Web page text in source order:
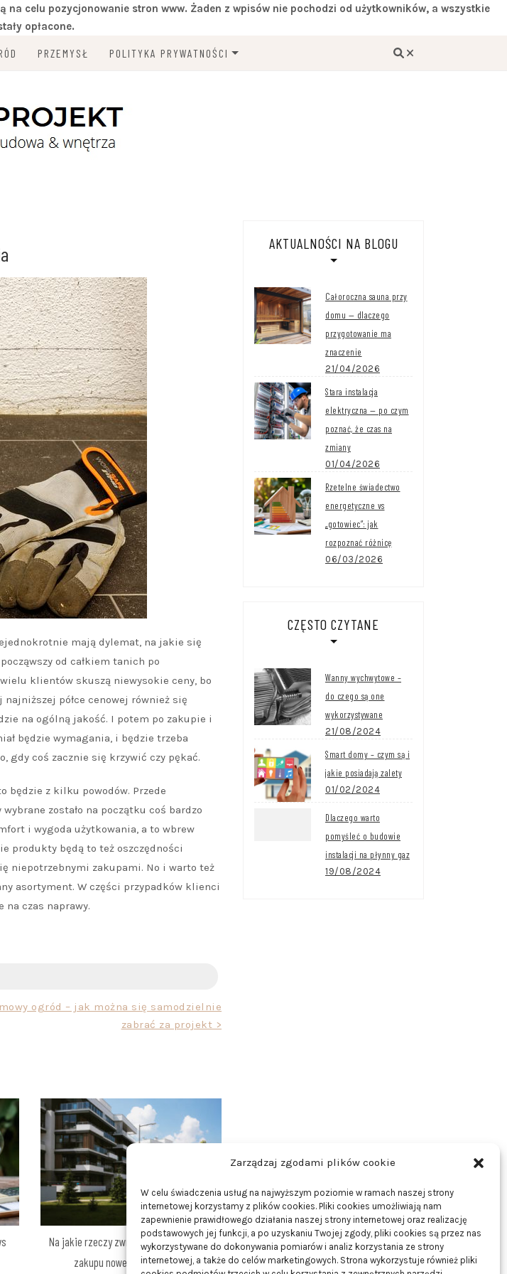
Zarządzaj zgodami plików cookie
W celu świadczenia usług na najwyższym poziomie w ramach naszej strony
internetowej korzystamy z plików cookies. Pliki cookies umożliwiają nam
zapewnienie prawidłowego działania naszej strony internetowej oraz realizację
podstawowych jej funkcji, a po uzyskaniu Twojej zgody, pliki cookies są przez nas
wykorzystywane do dokonywania pomiarów i analiz korzystania ze strony
internetowej, a także do celów marketingowych. Strona wykorzystuje również pliki
celu pozycjonowanie stron www. Żaden z wpisów nie pochodzi od użytkowników, a wszystkie
opłacone.
PRZEMYSŁ POLITYKA PRYWATNOŚCI
(EU)
mają dylemat, na jakie się
od całkiem tanich po
klientów skuszą niewysokie ceny, bo
najniższej półce cenowej również się
na ogólną jakość. I potem po zakupie i
będzie wymagania, i będzie trzeba
gdy coś zacznie się krzywić czy pękać.
będzie z kilku powodów. Przede
zostało na początku coś bardzo
i wygoda użytkowania, a to wbrew
produkty będą to też oszczędności
niepotrzebnymi zakupami. No i warto też
asortyment. W części przypadków klienci
na czas naprawy.
ogród – jak można się samodzielnie
zabrać za projekt >
Na jakie rzeczy zwrócić uwagę podczas
zakupu nowego mieszkania
AKTUALNOŚCI NA BLOGU
Całoroczna sauna przy
domu — dlaczego
przygotowanie ma
znaczenie
21/04/2026
Stara instalacja
elektryczna — po czym
poznać, że czas na
zmiany
01/04/2026
Rzetelne świadectwo
energetyczne vs
„gotowiec”: jak
rozpoznać różnicę
06/03/2026
CZĘSTO CZYTANE
Wanny wychwytowe –
do czego są one
wykorzystywane
21/08/2024
Smart domy – czym są i
jakie posiadają zalety
01/02/2024
Dlaczego warto
pomyśleć o budowie
instalacji na płynny gaz
19/08/2024